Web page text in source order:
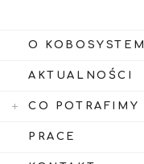
O KOBOSYSTEM
AKTUALNOŚCI
CO POTRAFIMY
PRACE